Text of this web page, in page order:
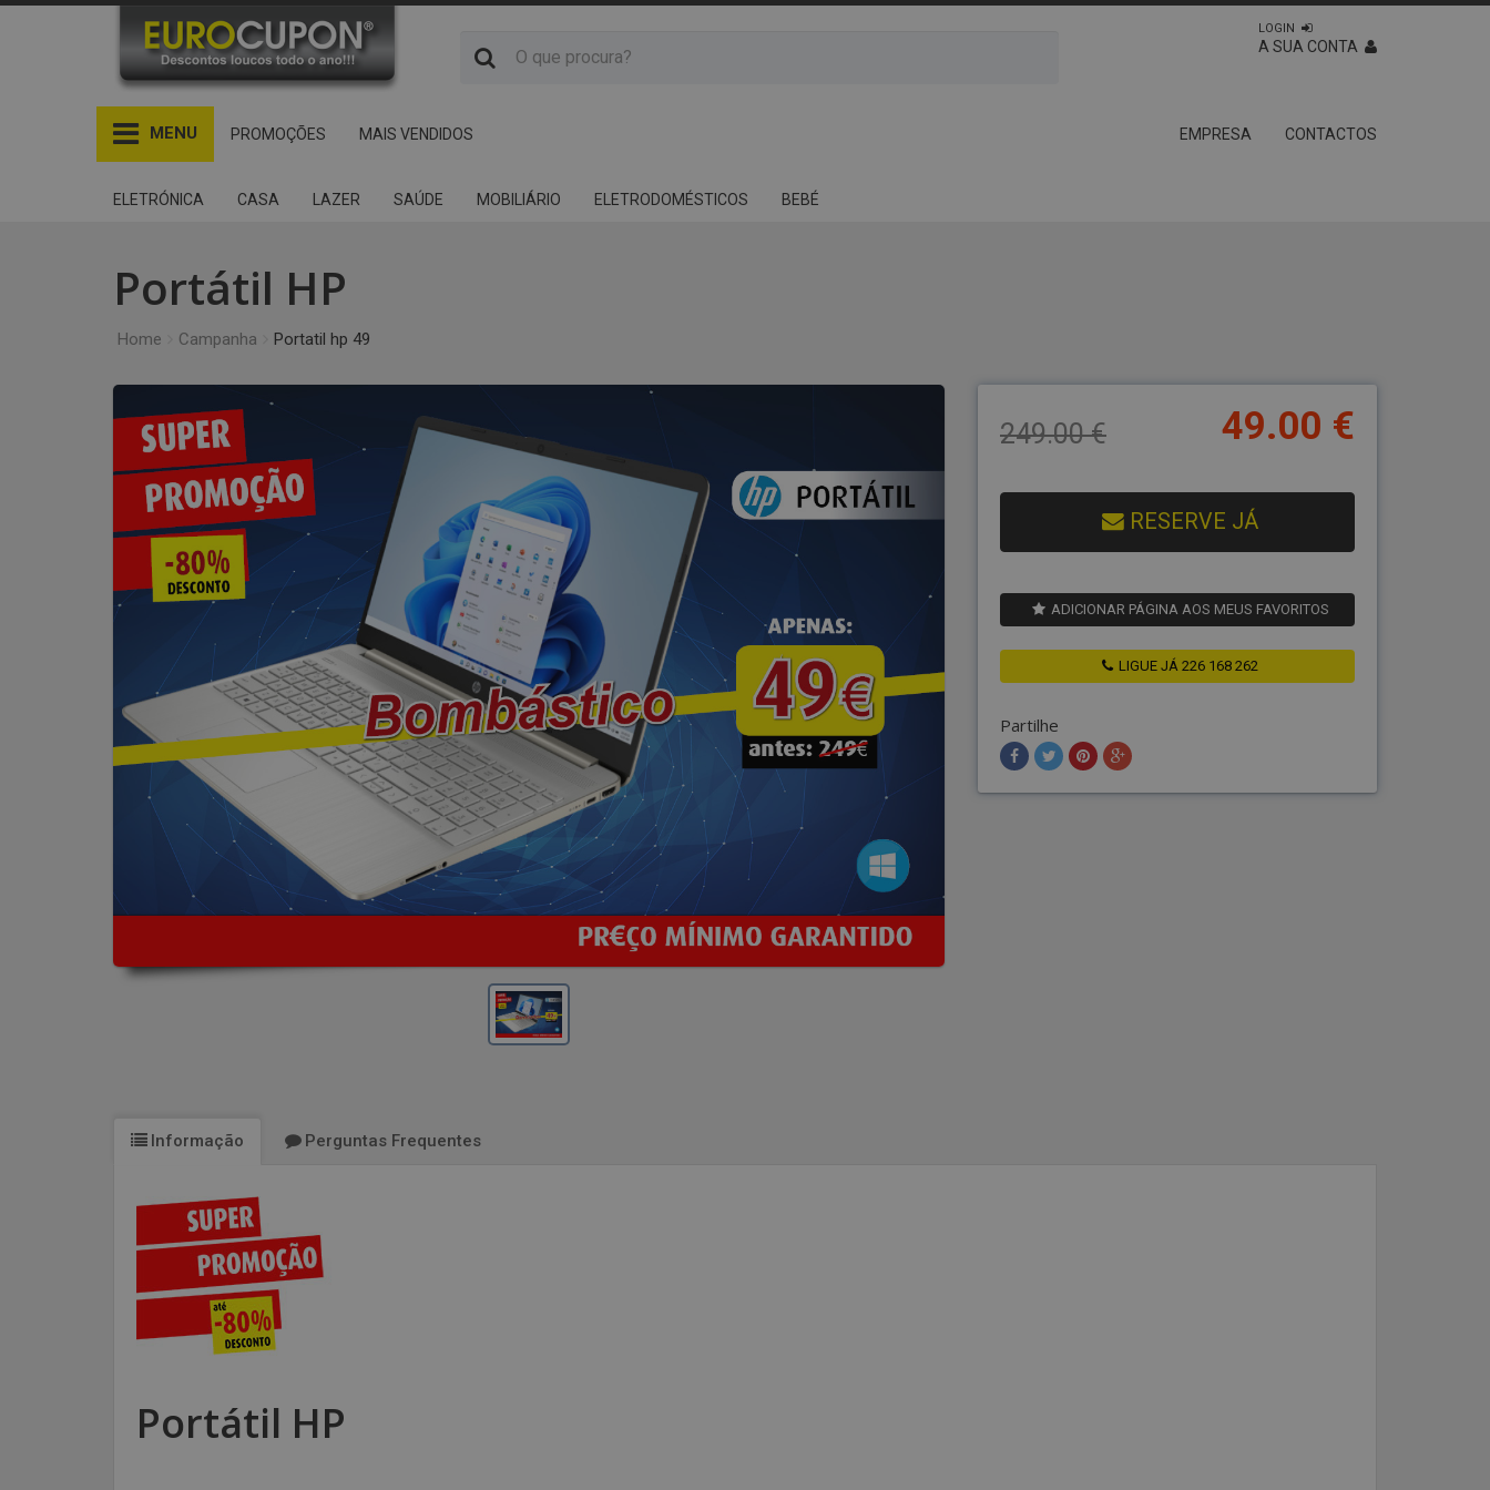
LOGIN
A SUA CONTA
MENU PROMOÇÕES MAIS VENDIDOS EMPRESA CONTACTOS
ELETRÓNICA CASA LAZER SAÚDE MOBILIÁRIO ELETRODOMÉSTICOS BEBÉ
Portátil HP
Home Campanha Portatil hp 49
249.00 € 49.00 €
RESERVE JÁ
ADICIONAR PÁGINA AOS MEUS FAVORITOS
LIGUE JÁ 226 168 262
Partilhe
Informação Perguntas Frequentes
Portátil HP